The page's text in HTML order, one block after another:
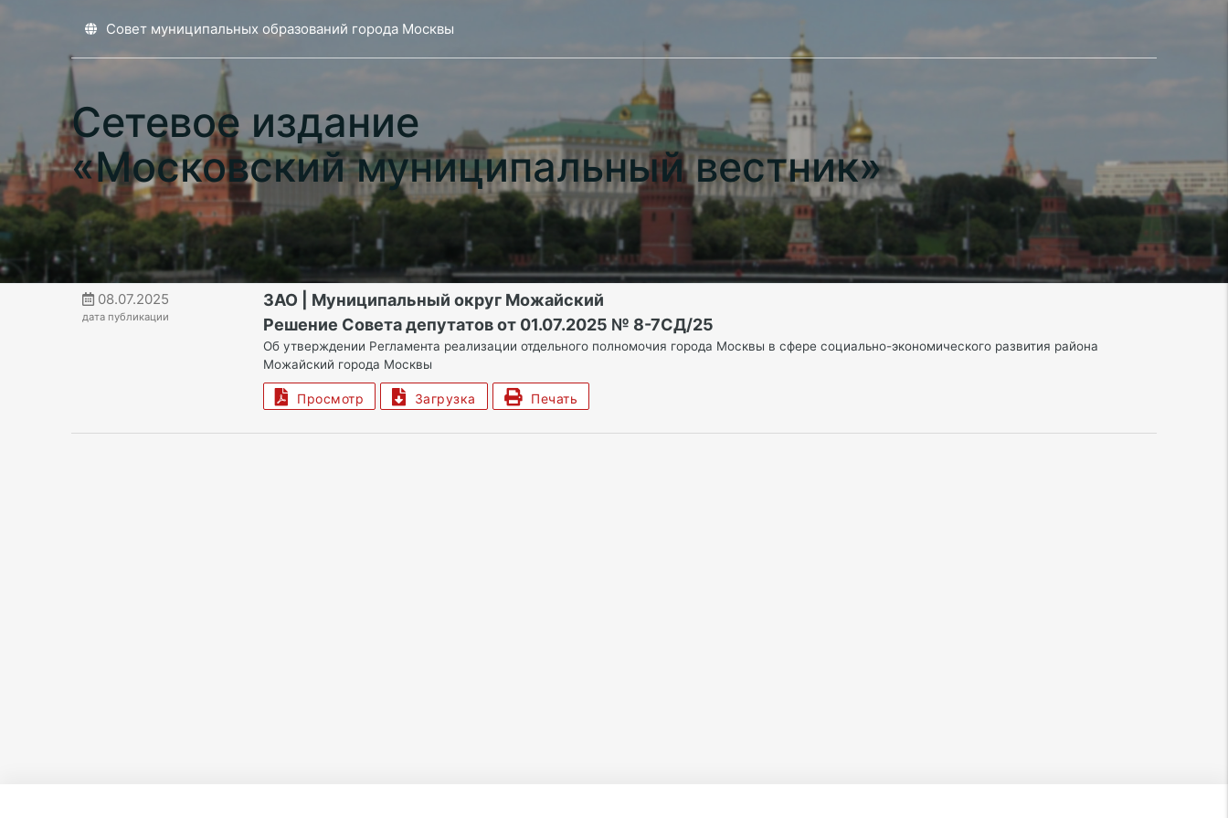
Совет муниципальных образований города Москвы
Сетевое издание
«Московский муниципальный вестник»
08.07.2025
дата публикации
ЗАО | Муниципальный округ Можайский
Решение Совета депутатов от 01.07.2025 № 8-7СД/25
Об утверждении Регламента реализации отдельного полномочия города Москвы в сфере социально-экономического развития района
Можайский города Москвы
Просмотр Загрузка Печать